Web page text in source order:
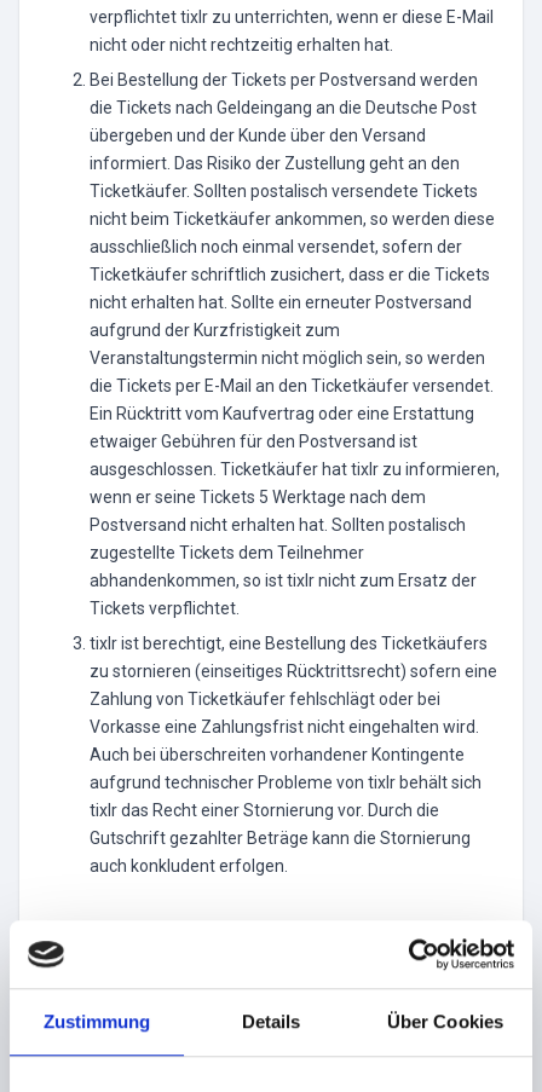
Zustimmung Details Über Cookies
verpflichtet tixlr zu unterrichten, wenn er diese E-Mail
nicht oder nicht rechtzeitig erhalten hat.
Bei Bestellung der Tickets per Postversand werden
die Tickets nach Geldeingang an die Deutsche Post
übergeben und der Kunde über den Versand
informiert. Das Risiko der Zustellung geht an den
Ticketkäufer. Sollten postalisch versendete Tickets
nicht beim Ticketkäufer ankommen, so werden diese
ausschließlich noch einmal versendet, sofern der
Ticketkäufer schriftlich zusichert, dass er die Tickets
nicht erhalten hat. Sollte ein erneuter Postversand
aufgrund der Kurzfristigkeit zum
Veranstaltungstermin nicht möglich sein, so werden
die Tickets per E-Mail an den Ticketkäufer versendet.
Ein Rücktritt vom Kaufvertrag oder eine Erstattung
etwaiger Gebühren für den Postversand ist
ausgeschlossen. Ticketkäufer hat tixlr zu informieren,
wenn er seine Tickets 5 Werktage nach dem
Postversand nicht erhalten hat. Sollten postalisch
zugestellte Tickets dem Teilnehmer
abhandenkommen, so ist tixlr nicht zum Ersatz der
Tickets verpflichtet.
tixlr ist berechtigt, eine Bestellung des Ticketkäufers
zu stornieren (einseitiges Rücktrittsrecht) sofern eine
Zahlung von Ticketkäufer fehlschlägt oder bei
Vorkasse eine Zahlungsfrist nicht eingehalten wird.
Auch bei überschreiten vorhandener Kontingente
aufgrund technischer Probleme von tixlr behält sich
tixlr das Recht einer Stornierung vor. Durch die
Gutschrift gezahlter Beträge kann die Stornierung
auch konkludent erfolgen.
Für die vermittelten Eintrittskarten besteht kein
Widerrufsrecht! Eine Rücknahme oder der Umtausch
bereits verkaufter Tickets ist ausgeschlossen.